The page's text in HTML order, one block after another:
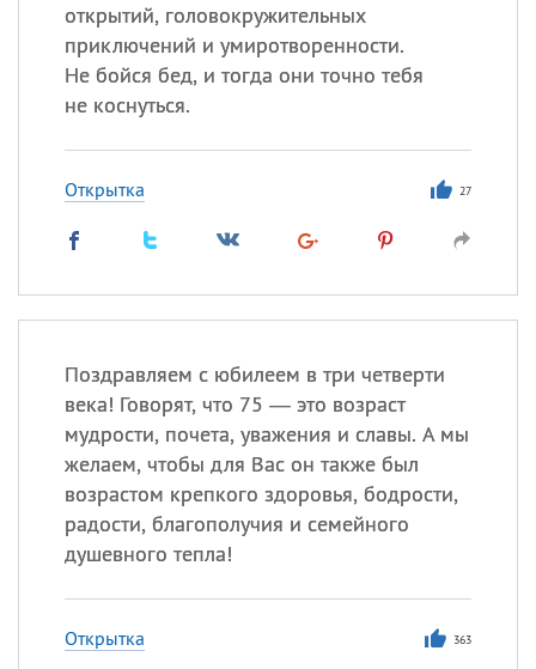
открытий, головокружительных
приключений и умиротворенности.
Не бойся бед, и тогда они точно тебя
не коснуться.
Открытка 27
Поздравляем с юбилеем в три четверти
века! Говорят, что 75 — это возраст
мудрости, почета, уважения и славы. А мы
желаем, чтобы для Вас он также был
возрастом крепкого здоровья, бодрости,
радости, благополучия и семейного
душевного тепла!
Открытка 363